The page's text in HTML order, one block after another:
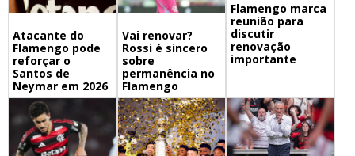
Atacante do
Flamengo pode
reforçar o
Santos de
Neymar em 2026
Vai renovar?
Rossi é sincero
sobre
permanência no
Flamengo
Flamengo marca
reunião para
discutir
renovação
importante